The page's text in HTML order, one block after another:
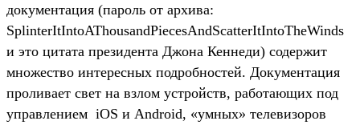
документация (пароль от архива:
SplinterItIntoAThousandPiecesAndScatterItIntoTheWinds
и это цитата президента Джона Кеннеди) содержит
множество интересных подробностей. Документация
проливает свет на взлом устройств, работающих под
управлением iOS и Android, «умных» телевизоров